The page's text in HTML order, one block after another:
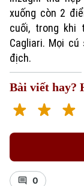
xuống còn 2
cuối, trong khi
Cagliari. Mọi
địch.
Bài viết hay?
0